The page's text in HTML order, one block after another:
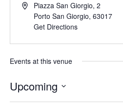
Piazza San Giorgio, 2
Porto San Giorgio, 63017
Get Directions
Events at this venue
Upcoming
Select